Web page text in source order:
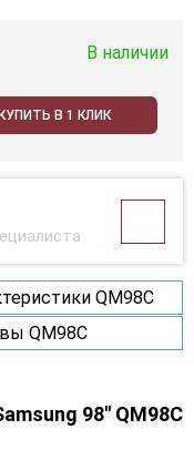
В наличии
КУПИТЬ В 1 КЛИК
QM98C
QM98C
98" QM98C